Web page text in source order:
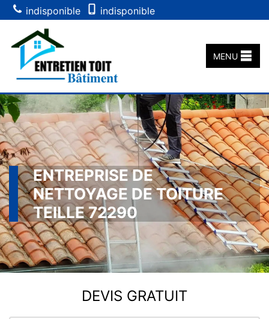
indisponible indisponible
MENU
ENTREPRISE DE
NETTOYAGE DE TOITURE
TEILLE 72290
DEVIS GRATUIT